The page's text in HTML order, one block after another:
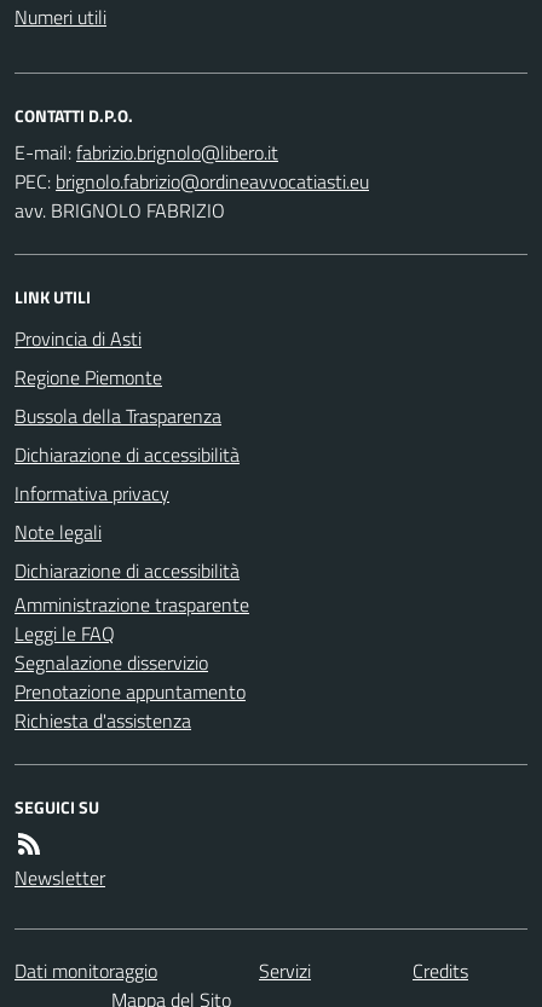
Numeri utili
CONTATTI D.P.O.
E-mail:
PEC:
avv. BRIGNOLO FABRIZIO
LINK UTILI
Provincia di Asti
Regione Piemonte
Bussola della Trasparenza
Dichiarazione di accessibilità
Informativa privacy
Note legali
Dichiarazione di accessibilità
Amministrazione trasparente
Leggi le FAQ
Segnalazione disservizio
Prenotazione appuntamento
Richiesta d'assistenza
SEGUICI SU
Newsletter
Dati monitoraggio Servizi
Credits
Mappa del Sito